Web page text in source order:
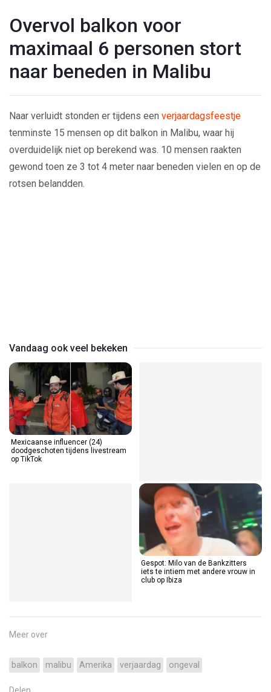
Overvol balkon voor
maximaal 6 personen stort
naar beneden in Malibu
Naar verluidt stonden er tijdens een verjaardagsfeestje
tenminste 15 mensen op dit balkon in Malibu, waar hij
overduidelijk niet op berekend was. 10 mensen raakten
gewond toen ze 3 tot 4 meter naar beneden vielen en op de
rotsen belandden.
Vandaag ook veel bekeken
Mexicaanse influencer (24)
doodgeschoten tijdens livestream
op TikTok
Gespot: Milo van de Bankzitters
iets te intiem met andere vrouw in
club op Ibiza
Meer over
balkon malibu Amerika verjaardag ongeval
Delen